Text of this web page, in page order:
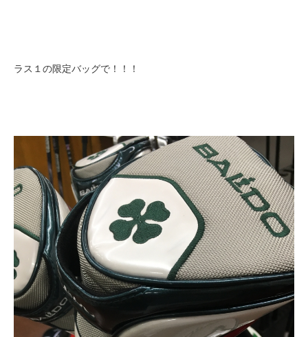
ラス１の限定バッグで！！！